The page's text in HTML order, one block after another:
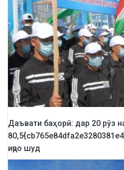
Даъвати баҳорӣ: дар 20 рӯз
иҷро шуд